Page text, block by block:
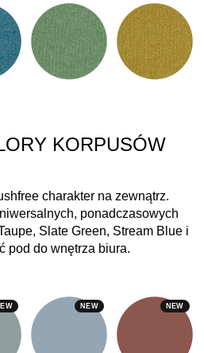
KORPUSÓW
charakter na zewnątrz.
ponadczasowych
Slate Green, Stream Blue i
pod do wnętrza biura.
NEW NEW